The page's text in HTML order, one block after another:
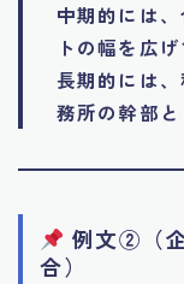
中期的には
トの幅を広
長期的には
務所の幹部と
例文②（
合）